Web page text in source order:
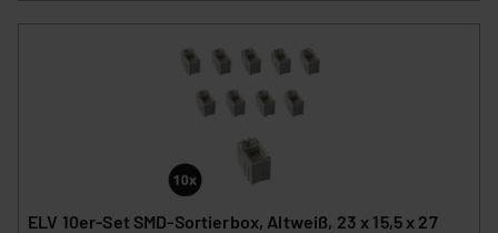
ELV 10er-Set SMD-Sortierbox, Altweiß, 23 x 15,5 x 27